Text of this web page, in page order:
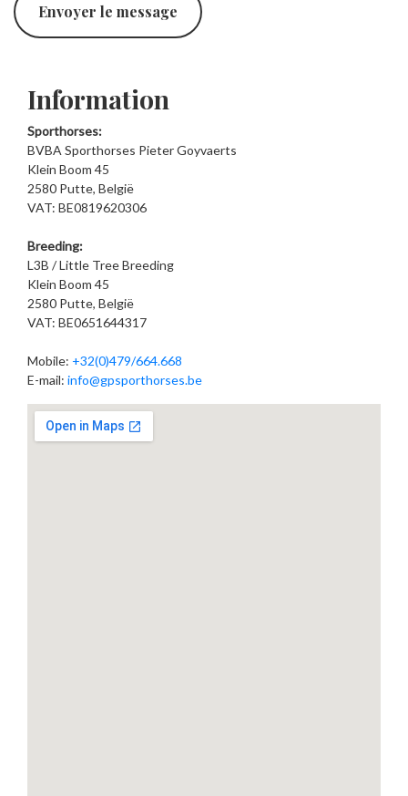
Envoyer le message
Information
Sporthorses:
BVBA Sporthorses Pieter Goyvaerts
Klein Boom 45
2580 Putte, België
VAT: BE0819620306
Breeding:
L3B / Little Tree Breeding
Klein Boom 45
2580 Putte, België
VAT: BE0651644317
Mobile: +32(0)479/664.668
E-mail: info@gpsporthorses.be